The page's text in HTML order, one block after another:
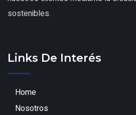
sostenibles.
Links De Interés
Home
Nosotros